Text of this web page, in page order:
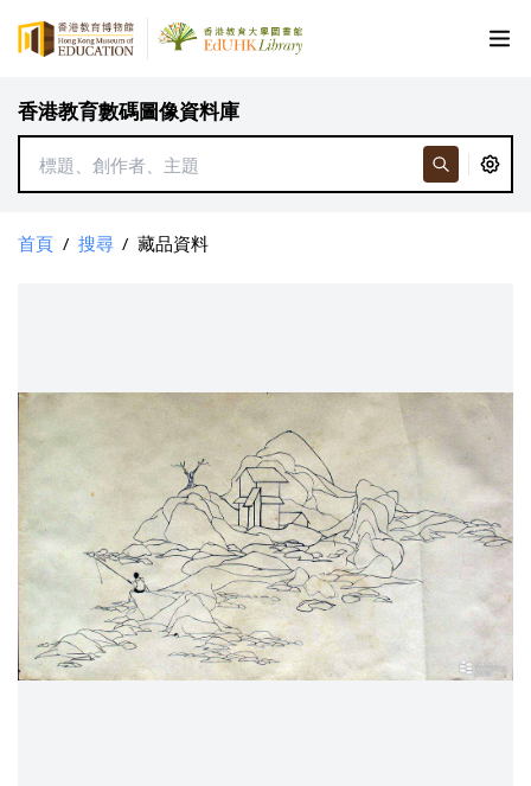
香港教育數碼圖像資料庫
首頁 / 搜尋 / 藏品資料